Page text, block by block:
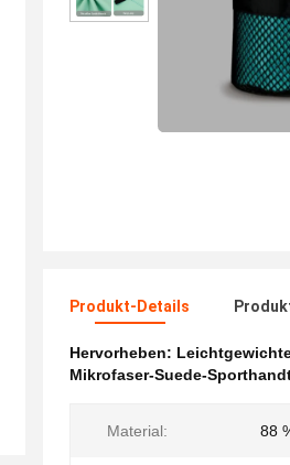
Produkt-Details
Hervorheben:
Mikrofaser-Suede-
Material: 88